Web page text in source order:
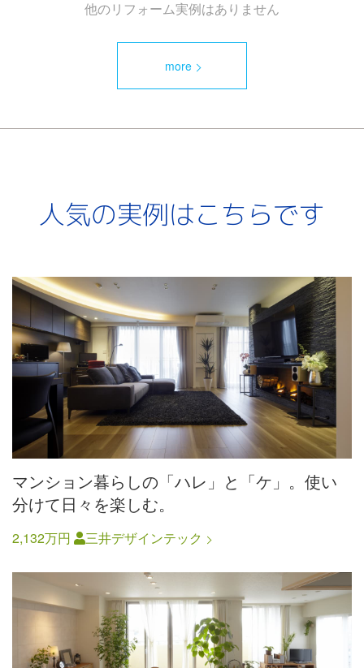
他のリフォーム実例はありません
more
人気の実例はこちらです
マンション暮らしの「ハレ」と「ケ」。使い
分けて日々を楽しむ。
2,132万円 三井デザインテック